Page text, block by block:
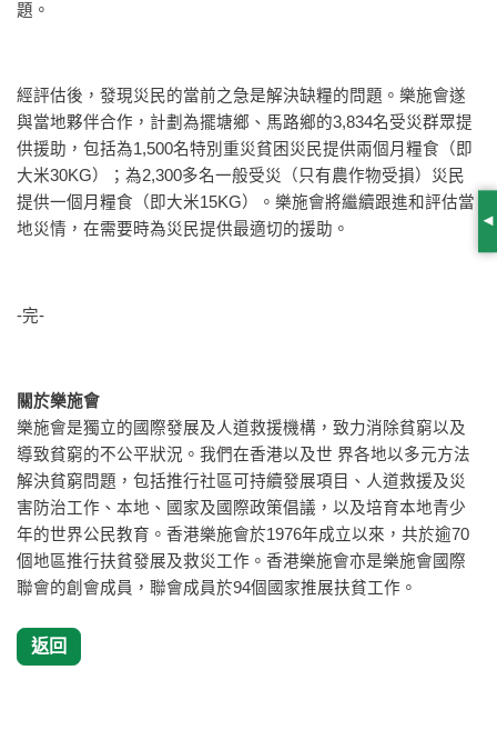
題。
經評估後，發現災民的當前之急是解決缺糧的問題。樂施會遂
與當地夥伴合作，計劃為擺塘鄉、馬路鄉的3,834名受災群眾提
供援助，包括為1,500名特別重災貧困災民提供兩個月糧食（即
大米30KG）；為2,300多名一般受災（只有農作物受損）災民
提供一個月糧食（即大米15KG）。樂施會將繼續跟進和評估當
地災情，在需要時為災民提供最適切的援助。
-完-
關於樂施會
樂施會是獨立的國際發展及人道救援機構，致力消除貧窮以及
導致貧窮的不公平狀況。我們在香港以及世 界各地以多元方法
解決貧窮問題，包括推行社區可持續發展項目、人道救援及災
害防治工作、本地、國家及國際政策倡議，以及培育本地青少
年的世界公民教育。香港樂施會於1976年成立以來，共於逾70
個地區推行扶貧發展及救災工作。香港樂施會亦是樂施會國際
聯會的創會成員，聯會成員於94個國家推展扶貧工作。
返回